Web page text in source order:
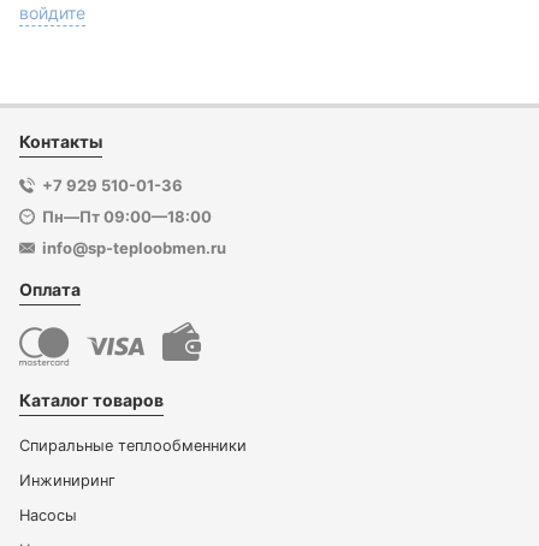
войдите
Контакты
+7 929 510-01-36
Пн—Пт 09:00—18:00
info@sp-teploobmen.ru
Оплата
Каталог товаров
Спиральные теплообменники
Инжиниринг
Насосы